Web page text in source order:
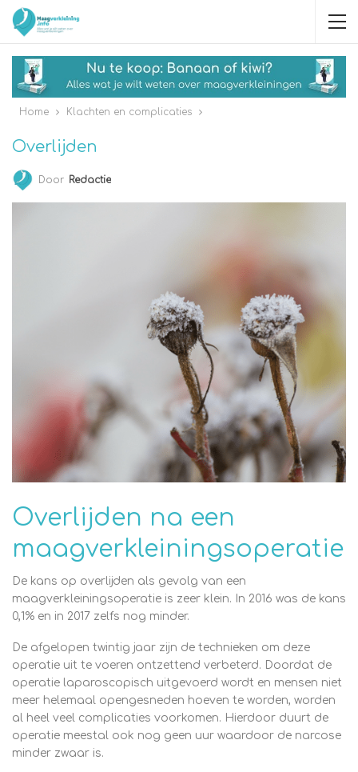
Home Klachten en complicaties
Overlijden
Door Redactie
Overlijden na een
maagverkleiningsoperatie
De kans op overlijden als gevolg van een
maagverkleiningsoperatie is zeer klein. In 2016 was de kans
0,1% en in 2017 zelfs nog minder.
De afgelopen twintig jaar zijn de technieken om deze
operatie uit te voeren ontzettend verbeterd. Doordat de
operatie laparoscopisch uitgevoerd wordt en mensen niet
meer helemaal opengesneden hoeven te worden, worden
al heel veel complicaties voorkomen. Hierdoor duurt de
operatie meestal ook nog geen uur waardoor de narcose
minder zwaar is.